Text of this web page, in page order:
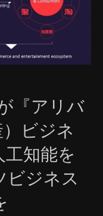
『アリバ
ビジネ
知能を
ビジネス